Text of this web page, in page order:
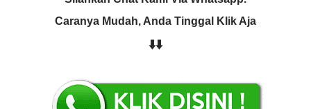
Caranya Mudah, Anda Tinggal Klik Aja
⬇️⬇️